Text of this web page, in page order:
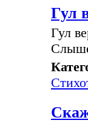
Гул
Гул